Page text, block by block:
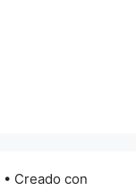
• Creado con